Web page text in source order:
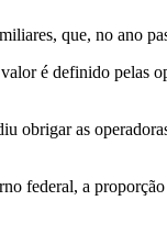
que, no ano
é definido pelas
obrigar as
federal, a